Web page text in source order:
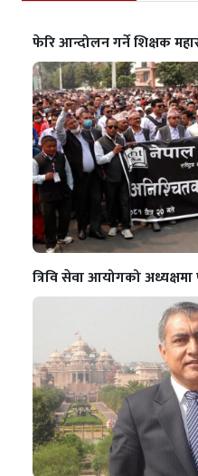
फेरि आन्दोलन गर्ने शिक्षक
त्रिवि सेवा आयोगको अध्यक्षमा